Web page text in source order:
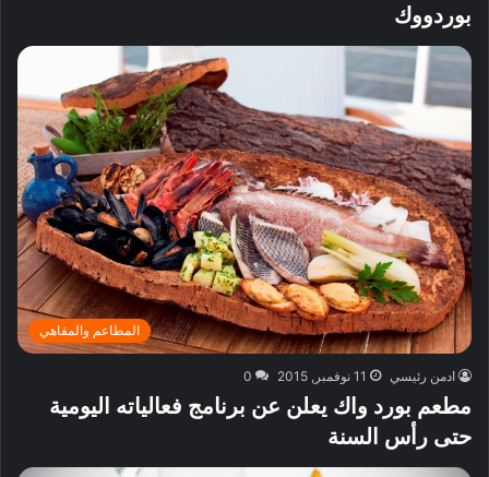
بوردووك
المطاعم والمقاهي
ادمن رئيسي 11 نوفمبر, 2015 0
مطعم بورد واك يعلن عن برنامج فعالياته اليومية
حتى رأس السنة